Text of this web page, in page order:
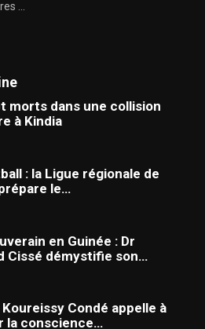
...
morts dans une collision
à Kindia
: la Ligue régionale de
le…
en Guinée : Dr
Cissé démystifie son…
Koureissy Condé appelle à
la conscience…